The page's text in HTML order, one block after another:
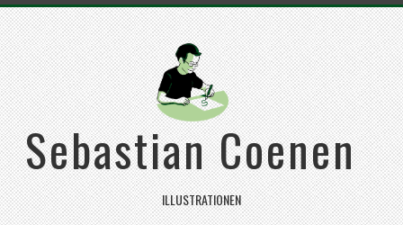
Sebastian Coenen
ILLUSTRATIONEN